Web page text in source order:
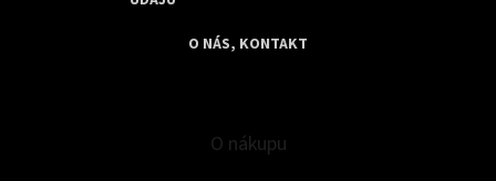
O NÁS, KONTAKT
O nákupu